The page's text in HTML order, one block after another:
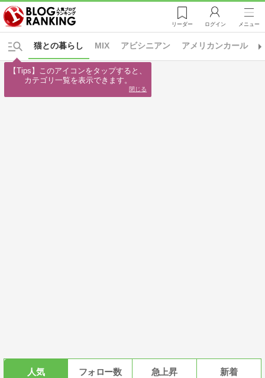
リーダー ログイン メニュー
MIX アビシニアン アメリカンカール
猫との暮らし
人気 フォロー数 急上昇 新着
【Tips】このアイコンをタップすると、
カテゴリ一覧を表示できます。
閉じる